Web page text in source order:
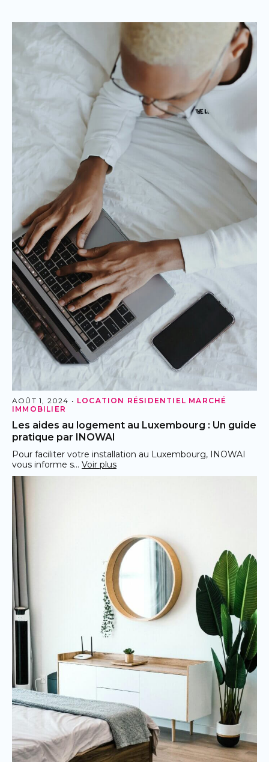
AOÛT 1, 2024 • LOCATION RÉSIDENTIEL MARCHÉ
IMMOBILIER
Les aides au logement au Luxembourg : Un guide
pratique par INOWAI
Pour faciliter votre installation au Luxembourg, INOWAI
vous informe s… Voir plus